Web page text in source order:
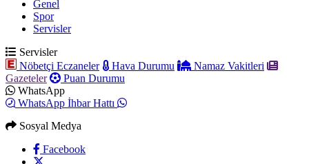
Genel
Spor
Servisler
Servisler
Nöbetçi Eczaneler
Hava Durumu
Namaz Vakitleri
Gazeteler
Puan Durumu
WhatsApp
WhatsApp İhbar Hattı
Sosyal Medya
Facebook